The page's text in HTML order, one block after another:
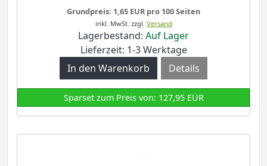
Grundpreis: 1,65 EUR pro 100 Seiten
inkl. MwSt. zzgl. Versand
Lagerbestand: Auf Lager
Lieferzeit: 1-3 Werktage
Details
Sparset zum Preis von: 127,95 EUR